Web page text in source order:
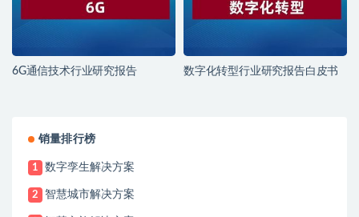
6G通信技术行业研究报告 数字化转型行业研究报告白皮书
销量排行榜
1 数字孪生解决方案
2 智慧城市解决方案